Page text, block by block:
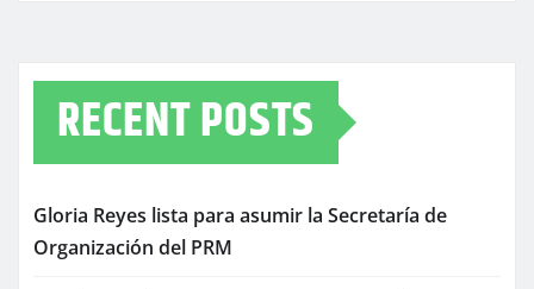
RECENT POSTS
Gloria Reyes lista para asumir la Secretaría de
Organización del PRM